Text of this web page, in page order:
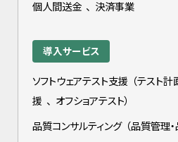
個人間送金 、 決済事業
導入サービス
ソフトウェアテスト支援 （テスト計
援 、 オフショアテスト）
品質コンサルティング （品質管理